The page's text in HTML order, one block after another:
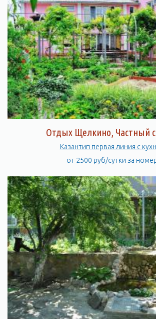
Отдых Щелкино, Частный
Казантип первая линия с
от 2500 руб/сутки за